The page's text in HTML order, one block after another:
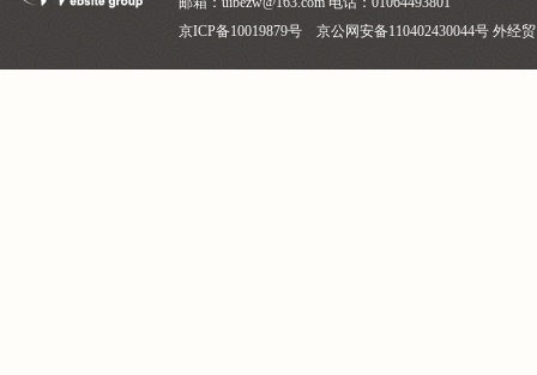
京ICP备10019879号 京公网安备110402430044号 外经贸